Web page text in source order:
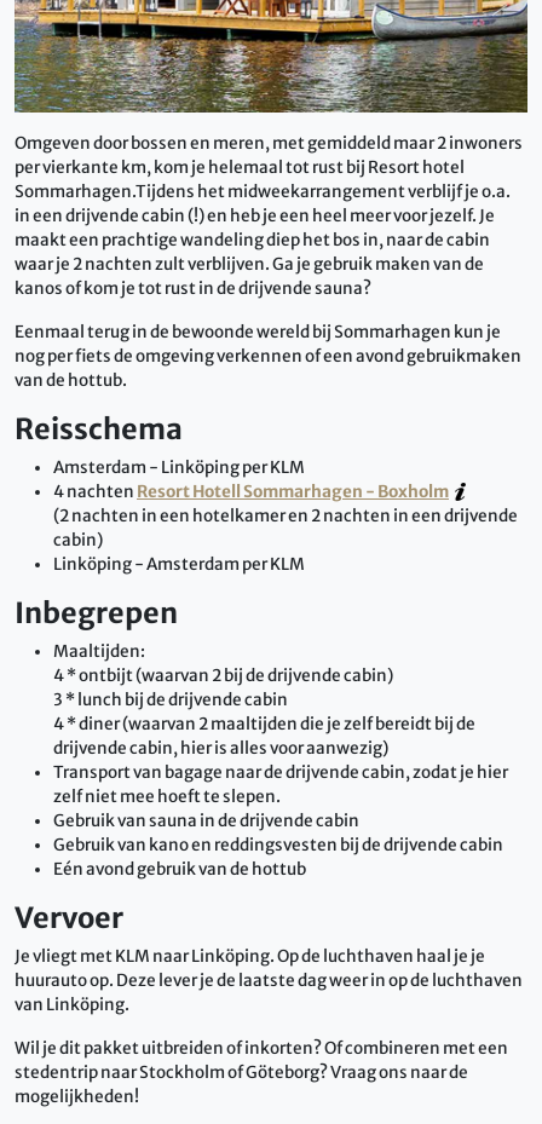
Omgeven door bossen en meren, met gemiddeld maar 2 inwoners
per vierkante km, kom je helemaal tot rust bij Resort hotel
Sommarhagen.Tijdens het midweekarrangement verblijf je o.a.
in een drijvende cabin (!) en heb je een heel meer voor jezelf. Je
maakt een prachtige wandeling diep het bos in, naar de cabin
waar je 2 nachten zult verblijven. Ga je gebruik maken van de
kanos of kom je tot rust in de drijvende sauna?
Eenmaal terug in de bewoonde wereld bij Sommarhagen kun je
nog per fiets de omgeving verkennen of een avond gebruikmaken
van de hottub.
Reisschema
Amsterdam - Linköping per KLM
4 nachten Resort Hotell Sommarhagen - Boxholm
(2 nachten in een hotelkamer en 2 nachten in een drijvende
cabin)
Linköping - Amsterdam per KLM
Inbegrepen
Maaltijden:
4 * ontbijt (waarvan 2 bij de drijvende cabin)
3 * lunch bij de drijvende cabin
4 * diner (waarvan 2 maaltijden die je zelf bereidt bij de
drijvende cabin, hier is alles voor aanwezig)
Transport van bagage naar de drijvende cabin, zodat je hier
zelf niet mee hoeft te slepen.
Gebruik van sauna in de drijvende cabin
Gebruik van kano en reddingsvesten bij de drijvende cabin
Eén avond gebruik van de hottub
Vervoer
Je vliegt met KLM naar Linköping. Op de luchthaven haal je je
huurauto op. Deze lever je de laatste dag weer in op de luchthaven
van Linköping.
Wil je dit pakket uitbreiden of inkorten? Of combineren met een
stedentrip naar Stockholm of Göteborg? Vraag ons naar de
mogelijkheden!